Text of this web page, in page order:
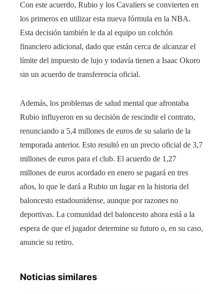
Con este acuerdo, Rubio y los Cavaliers se convierten en
los primeros en utilizar esta nueva fórmula en la NBA.
Esta decisión también le da al equipo un colchón
financiero adicional, dado que están cerca de alcanzar el
límite del impuesto de lujo y todavía tienen a Isaac Okoro
sin un acuerdo de transferencia oficial.
Además, los problemas de salud mental que afrontaba
Rubio influyeron en su decisión de rescindir el contrato,
renunciando a 5,4 millones de euros de su salario de la
temporada anterior. Esto resultó en un precio oficial de 3,7
millones de euros para el club. El acuerdo de 1,27
millones de euros acordado en enero se pagará en tres
años, lo que le dará a Rubio un lugar en la historia del
baloncesto estadounidense, aunque por razones no
deportivas. La comunidad del baloncesto ahora está a la
espera de que el jugador determine su futuro o, en su caso,
anuncie su retiro.
Noticias similares